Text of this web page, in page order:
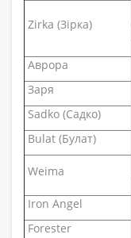
Zirka (Зірка)
Аврора
Заря
Sadko (Садко)
Bulat (Булат)
Weima
Iron Angel
Forester